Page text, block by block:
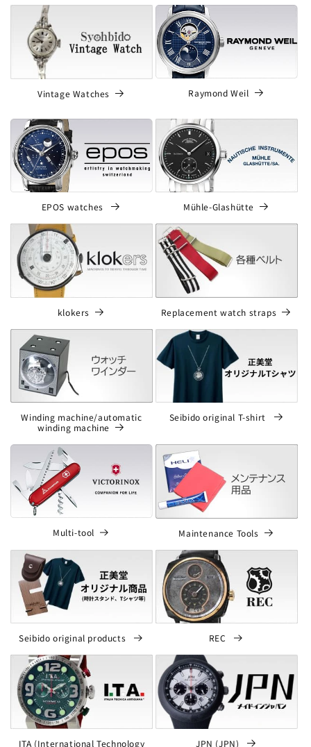
Vintage Watches Raymond Weil
EPOS watches Mühle-Glashütte
klokers Replacement watch straps
Winding machine/automatic
winding machine
Seibido original T-shirt
Multi-tool Maintenance Tools
Seibido original products REC
ITA (International Technology
JPN (JPN)